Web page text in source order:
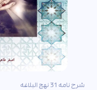
شرح نامه 31 نهج البلاغه